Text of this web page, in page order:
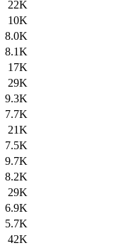
22K
10K
8.0K
8.1K
17K
29K
9.3K
7.7K
21K
7.5K
9.7K
8.2K
29K
6.9K
5.7K
42K